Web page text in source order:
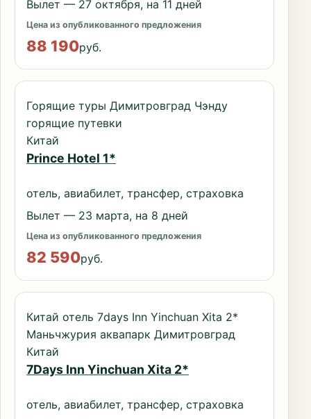
Вылет — 27 октября, на 11 дней
Цена из опубликованного предложения
88 190руб.
Горящие туры Димитровград Чэнду
горящие путевки
Китай
Prince Hotel 1*
отель, авиабилет, трансфер, страховка
Вылет — 23 марта, на 8 дней
Цена из опубликованного предложения
82 590руб.
Китай отель 7days Inn Yinchuan Xita 2*
Маньчжурия аквапарк Димитровград
Китай
7Days Inn Yinchuan Xita 2*
отель, авиабилет, трансфер, страховка